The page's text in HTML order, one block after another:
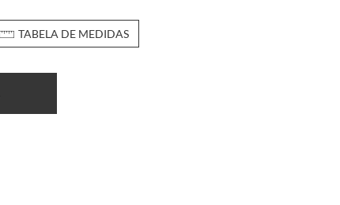
TABELA DE MEDIDAS